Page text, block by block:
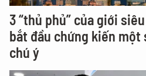
3 “thủ phủ” của giới
bắt đầu chứng kiến một
chú ý